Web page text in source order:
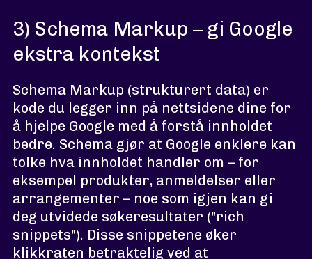
3) Schema Markup – gi Google
ekstra kontekst
Schema Markup (strukturert data) er
kode du legger inn på nettsidene dine for
å hjelpe Google med å forstå innholdet
bedre. Schema gjør at Google enklere kan
tolke hva innholdet handler om – for
eksempel produkter, anmeldelser eller
arrangementer – noe som igjen kan gi
deg utvidede søkeresultater ("rich
snippets"). Disse snippetene øker
klikkraten betraktelig ved at